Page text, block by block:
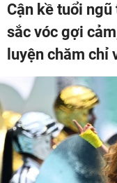
Cận kề tuổi
sắc vóc gợi
luyện chăm chỉ